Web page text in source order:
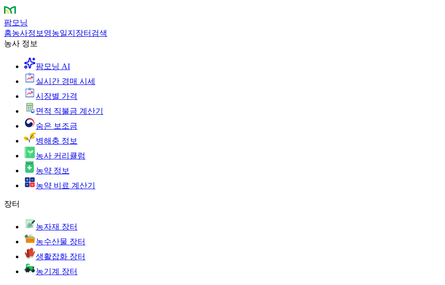
팜모닝
홈농사정보 영농일지 장터 검색
농사 정보
팜모닝 AI
실시간 경매 시세
시장별 가격
면적 직불금 계산기
숨은 보조금
병해충 정보
농사 커리큘럼
농약 정보
농약 비료 계산기
장터
농자재 장터
농수산물 장터
생활잡화 장터
농기계 장터